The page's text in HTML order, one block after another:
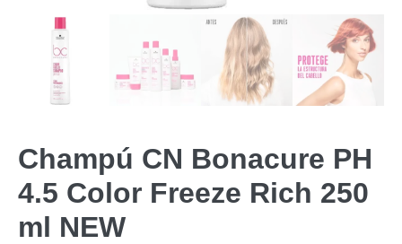
Champú CN Bonacure PH
4.5 Color Freeze Rich 250
ml NEW